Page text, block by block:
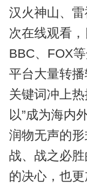
汉火神山、
次在线观看
BBC、FOX
平台大量转播
关键词冲上热
以”成为海内
润物无声的
战、战之必
的决心，也